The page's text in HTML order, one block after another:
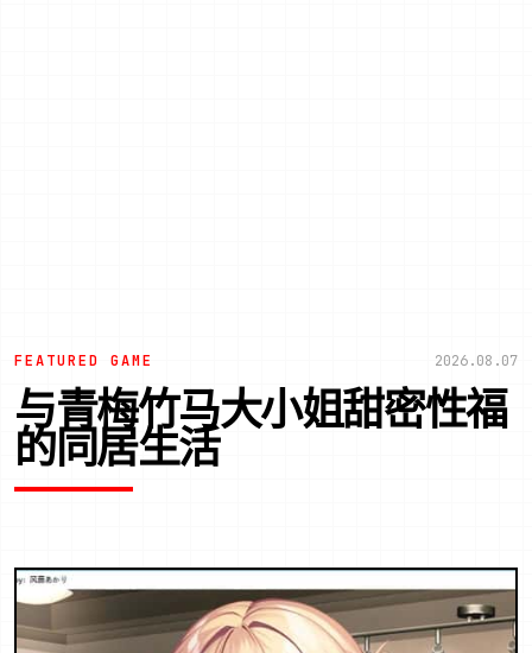
FEATURED GAME 2026.08.07
与青梅竹马大小姐甜密性福
的同居生活